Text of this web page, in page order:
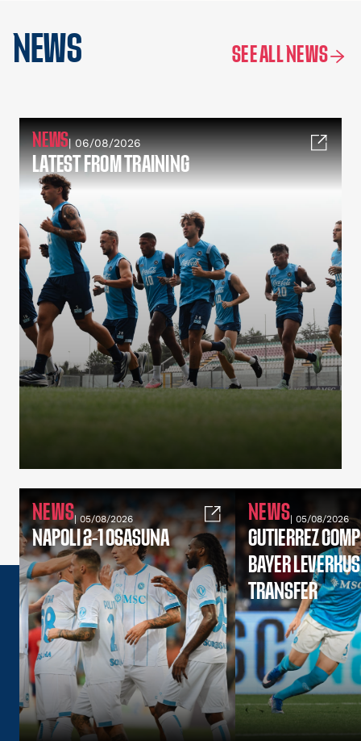
NEWS SEE ALL NEWS
NEWS| 06/08/2026
LATEST FROM TRAINING
NEWS| 05/08/2026
NAPOLI 2-1 OSASUNA
NEWS| 05/08/2026
GUTIERREZ
BAYER
TRANSFER